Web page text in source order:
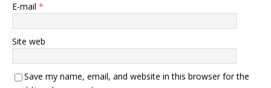
E-mail *
Site web
Save my name, email, and website in this browser for the